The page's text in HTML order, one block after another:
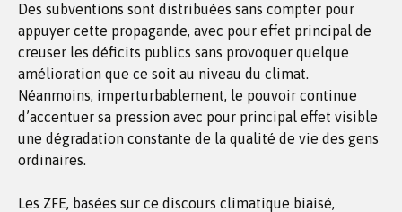
Des subventions sont distribuées sans compter pour
appuyer cette propagande, avec pour effet principal de
creuser les déficits publics sans provoquer quelque
amélioration que ce soit au niveau du climat.
Néanmoins, imperturbablement, le pouvoir continue
d’accentuer sa pression avec pour principal effet visible
une dégradation constante de la qualité de vie des gens
ordinaires.
Les ZFE, basées sur ce discours climatique biaisé,